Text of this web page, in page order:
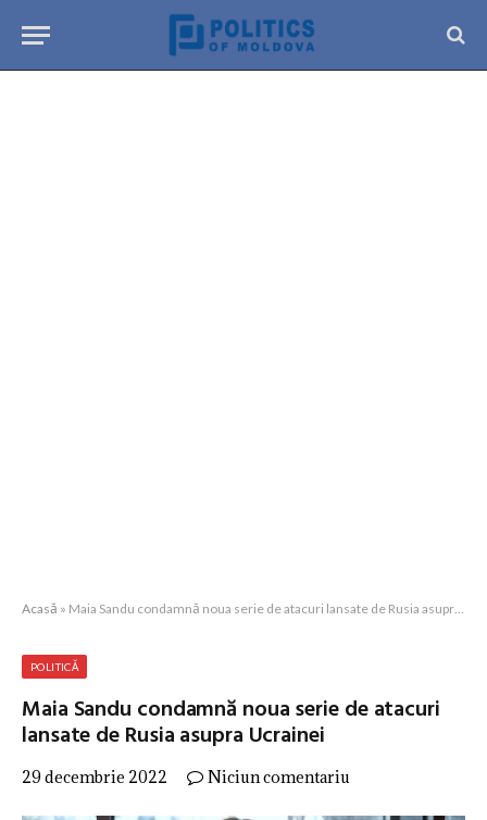
Acasă » Maia Sandu condamnă noua serie de atacuri lansate de Rusia asupra Ucrainei
POLITICĂ
Maia Sandu condamnă noua serie de atacuri
lansate de Rusia asupra Ucrainei
29 decembrie 2022 Niciun comentariu